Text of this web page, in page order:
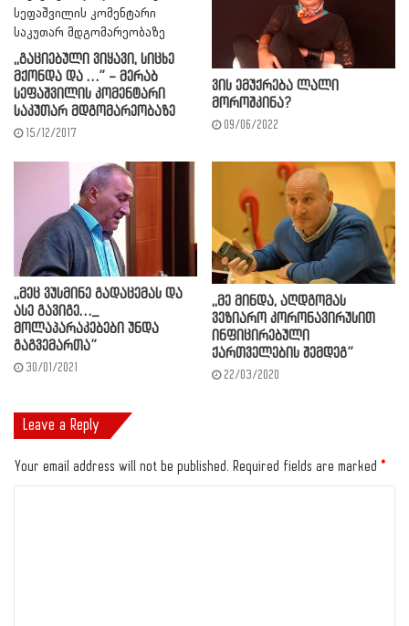
,,გაციებული ვიყავი, სიცხე
მქონდა და …” – მერაბ
სეფაშვილის კომენტარი
საკუთარ მდგომარეობაზე
15/12/2017
ვის ემუქრება ლალი
მოროშკინა?
09/06/2022
,,მეც ვუსმინე გადაცემას და
ასე გავიგე…_
მოლაპარაკებები უნდა
გაგვემართა”
30/01/2021
,,მე მინდა, აღდგომას
ვეზიარო კორონავირუსით
ინფიცირებული
ქართველების შემდეგ”
22/03/2020
Leave a Reply
Your email address will not be published. Required fields are marked *